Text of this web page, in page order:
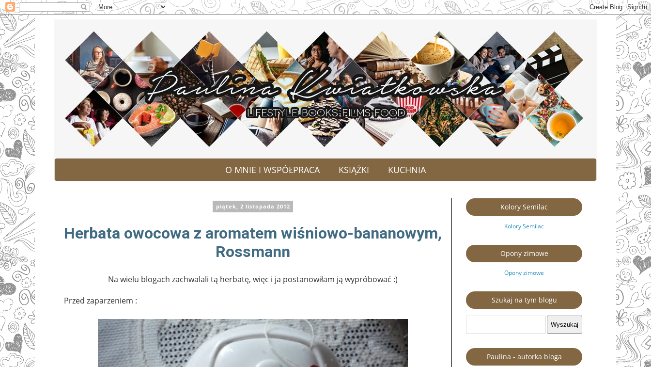
O MNIE I WSPÓŁPRACA KSIĄŻKI KUCHNIA
piątek, 2 listopada 2012
Herbata owocowa z aromatem wiśniowo-bananowym,
Rossmann
Na wielu blogach zachwalali tą herbatę, więc i ja postanowiłam ją wypróbować :)
Przed zaparzeniem :
Kolory Semilac
Kolory Semilac
Opony zimowe
Opony zimowe
Szukaj na tym blogu
Paulina - autorka bloga